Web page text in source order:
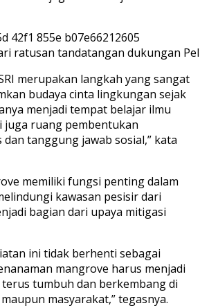
ratusan tandatangan dukungan
merupakan langkah yang sangat
budaya cinta lingkungan sejak
menjadi tempat belajar ilmu
juga ruang pembentukan
tanggung jawab sosial,” kata
memiliki fungsi penting dalam
kawasan pesisir dari
bagian dari upaya mitigasi
ini tidak berhenti sebagai
mangrove harus menjadi
tumbuh dan berkembang di
masyarakat,” tegasnya.